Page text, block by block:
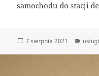
samochodu do stacji
Data
7 sierpnia 2021 usługi